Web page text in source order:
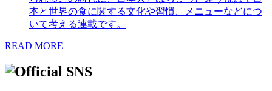
本と世界の食に関する文化や習慣、メニューなどにつ
いて考える連載です。
READ MORE